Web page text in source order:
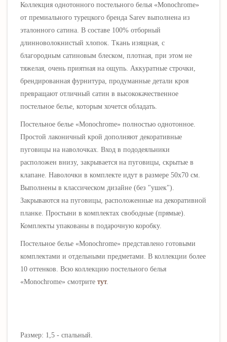
Коллекция однотонного постельного белья «Monochrome»
от премиального турецкого бренда Sarev выполнена из
эталонного сатина. В составе 100% отборный
длинноволокнистый хлопок. Ткань изящная, с
благородным сатиновым блеском, плотная, при этом не
тяжелая, очень приятная на ощупь. Аккуратные строчки,
брендированная фурнитура, продуманные детали кроя
превращают отличный сатин в высококачественное
постельное белье, которым хочется обладать.
Постельное белье «Monochrome» полностью однотонное.
Простой лаконичный крой дополняют декоративные
пуговицы на наволочках. Вход в пододеяльники
расположен внизу, закрывается на пуговицы, скрытые в
клапане. Наволочки в комплекте идут в размере 50х70 см.
Выполнены в классическом дизайне (без "ушек").
Закрываются на пуговицы, расположенные на декоративной
планке. Простыни в комплектах свободные (прямые).
Комплекты упакованы в подарочную коробку.
Постельное белье «Monochrome» представлено готовыми
комплектами и отдельными предметами. В коллекции более
10 оттенков. Всю коллекцию постельного белья
«Monochrome» смотрите тут.
Размер: 1,5 - спальный.